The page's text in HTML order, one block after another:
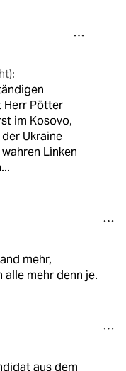
Herr Pötter
im Kosovo,
Ukraine
Linken
mehr,
alle mehr denn je.
aus dem